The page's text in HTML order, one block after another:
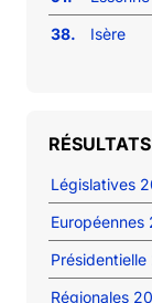
38.
Isère
Législatives
Européennes
Régionales